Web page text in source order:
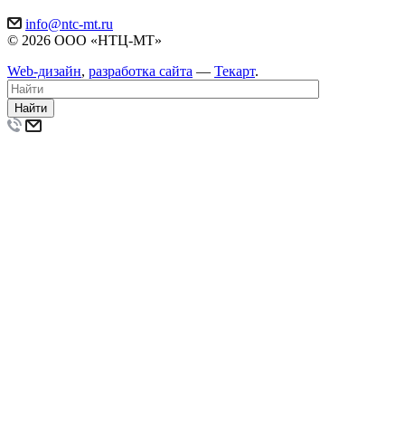
info@ntc-mt.ru
© 2026 ООО «НТЦ-МТ»
Web-дизайн, разработка сайта — Текарт.
Найти